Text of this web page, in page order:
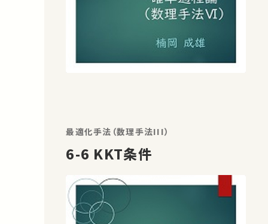
最適化手法（数理手法III）
6-6 KKT条件